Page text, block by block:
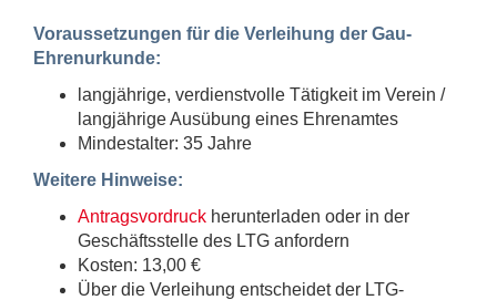
Voraussetzungen für die Verleihung der Gau-
Ehrenurkunde:
langjährige, verdienstvolle Tätigkeit im Verein /
langjährige Ausübung eines Ehrenamtes
Mindestalter: 35 Jahre
Weitere Hinweise:
Antragsvordruck herunterladen oder in der
Geschäftsstelle des LTG anfordern
Kosten: 13,00 €
Über die Verleihung entscheidet der LTG-